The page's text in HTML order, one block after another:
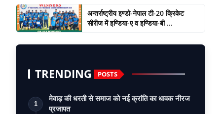
अन्तर्राष्ट्रीय इण्डो-नेपाल टी-20 क्रिकेट
सीरीज में इण्डिया-ए व इण्डिया-बी ...
TRENDING POSTS
1
मेवाड़ की धरती से समाज को नई क्रांति का धावक नीरज
प्रजापत